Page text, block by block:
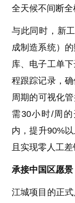
全天候不间断全
与此同时，新
成制造系统）
库、电子工单
程跟踪记录，
周期的可视化
需30小时/周
内，提升90%
且实现零人工差
承接中国区愿
江城项目的正